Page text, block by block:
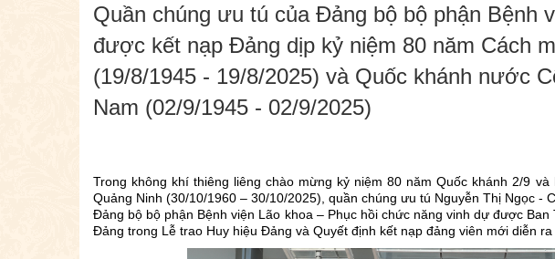
Quần chúng ưu tú của Đảng bộ bộ phận Bệnh
được kết nạp Đảng dịp kỷ niệm 80 năm Cách
(19/8/1945 - 19/8/2025) và Quốc khánh nước
Nam (02/9/1945 - 02/9/2025)
Trong không khí thiêng liêng chào mừng kỷ niệm 80 năm Quốc khánh 2/9
Quảng Ninh (30/10/1960 – 30/10/2025), quần chúng ưu tú Nguyễn Thị Ngọc -
Đảng bộ bộ phận Bệnh viện Lão khoa – Phục hồi chức năng vinh dự được
Đảng trong Lễ trao Huy hiệu Đảng và Quyết định kết nạp đảng viên mới diễn ra